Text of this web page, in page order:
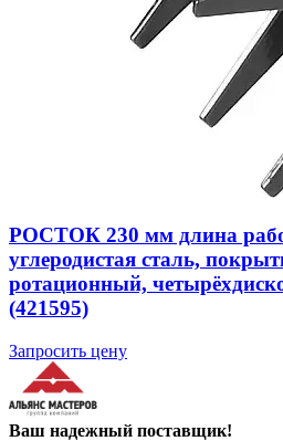
РОСТОК 230 мм длина
углеродистая сталь,
ротационный,
(421595)
Запросить цену
Ваш надежный поставщик!